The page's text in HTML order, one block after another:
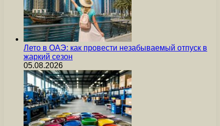
Лето в ОАЭ: как провести незабываемый отпуск в
жаркий сезон
05.08.2026